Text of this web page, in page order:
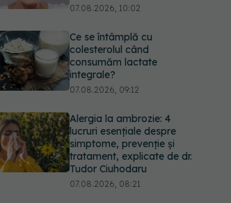
07.08.2026, 10:02
Ce se întâmplă cu
colesterolul când
consumăm lactate
integrale?
07.08.2026, 09:12
Alergia la ambrozie: 4
lucruri esențiale despre
simptome, prevenție și
tratament, explicate de dr.
Tudor Ciuhodaru
07.08.2026, 08:21